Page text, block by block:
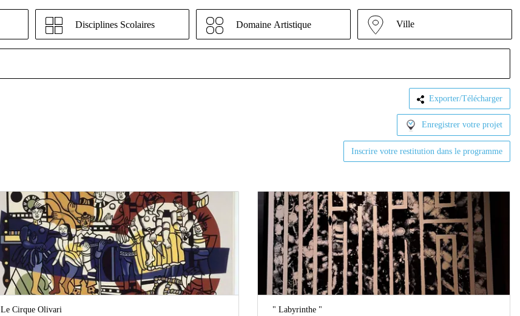
Disciplines Scolaires Domaine Artistique Ville
Exporter/Télécharger
Enregistrer votre projet
Inscrire votre restitution dans le programme
Le Cirque Olivari " Labyrinthe "